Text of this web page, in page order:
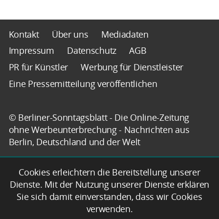
Kontakt Über uns
Mediadaten
Impressum
Datenschutz
AGB
PR für Künstler
Werbung für Dienstleister
Eine Pressemitteilung veröffentlichen
© Berliner-Sonntagsblatt - Die Online-Zeitung
ohne Werbeunterbrechung - Nachrichten aus
Berlin, Deutschland und der Welt
Cookies erleichtern die Bereitstellung unserer
Dienste. Mit der Nutzung unserer Dienste erklären
Sie sich damit einverstanden, dass wir Cookies
verwenden.